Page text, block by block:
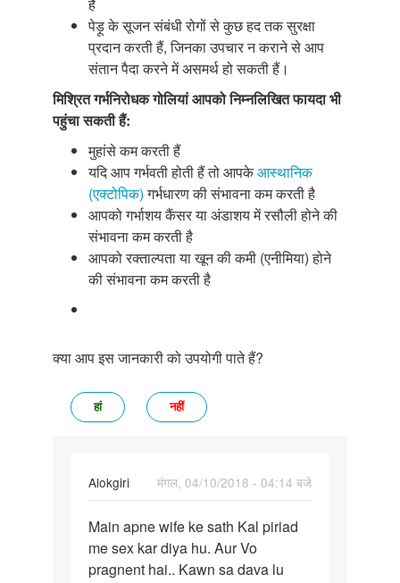
पेड़ू के सूजन संबंधी रोगों से कुछ हद तक सुरक्षा
प्रदान करती हैं, जिनका उपचार न कराने से आप
संतान पैदा करने में असमर्थ हो सकती हैं।
मिश्रित गर्भनिरोधक गोलियां आपको निम्नलिखित फायदा भी
पहुंचा सकती हैं:
मुहांसे कम करती हैं
यदि आप गर्भवती होती हैं तो आपकेआस्थानिक
(एक्टोपिक)गर्भधारण की संभावना कम करती है
आपको गर्भाशय कैंसर या अंडाशय में रसौली होने की
संभावना कम करती है
आपको रक्ताल्पता या खून की कमी (एनीमिया) होने
की संभावना कम करती है
क्या आप इस जानकारी को उपयोगी पाते हैं?
हां नहीं
Alokgiri
मंगल, 04/10/2018 - 04:14 बजे
Main
apne
wife
Main apne wife ke sath Kal piriad
me sex kar diya hu. Aur Vo
pragnent hai.. Kawn sa dava lu